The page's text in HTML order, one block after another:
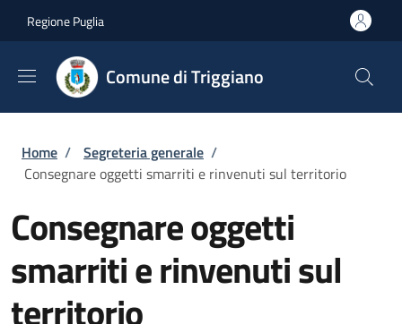
Regione Puglia
Comune di Triggiano
Briciole di pane
Home / Segreteria generale /
Consegnare oggetti smarriti e rinvenuti sul territorio
Consegnare oggetti
smarriti e rinvenuti sul
territorio